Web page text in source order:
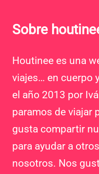
Sobre
Houtinee es una
viajes… en cuerpo
el año 2013 por
paramos de viajar
gusta compartir
para ayudar a
nosotros. Nos